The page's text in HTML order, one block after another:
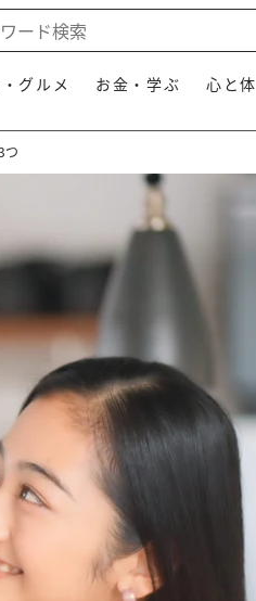
グルメ お金・学ぶ 心と体
つ